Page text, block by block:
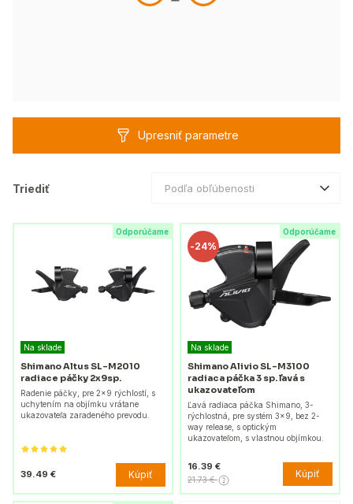
Upresniť parametre
Triediť Podľa obľúbenosti
Odporúčame
Na sklade
Shimano Altus SL-M2010
radiace páčky 2x9sp.
Radenie páčky, pre 2x9 rýchlostí, s
uchytením na objímku vrátane
ukazovateľa zaradeného prevodu.
39.49 € Kúpiť
Odporúčame
-24%
Na sklade
Shimano Alivio SL-M3100
radiaca páčka 3 sp. ľavá s
ukazovateľom
Ľavá radiaca páčka Shimano, 3-
rýchlostná, pre systém 3x9, bez 2-
way release, s optickým
ukazovateľom, s vlastnou objímkou.
16.39 €
21.73 € Kúpiť